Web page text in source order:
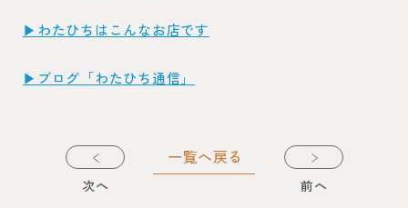
▶︎わたひちはこんなお店です
▶︎ブログ「わたひち通信」
次へ
一覧へ戻る
前へ